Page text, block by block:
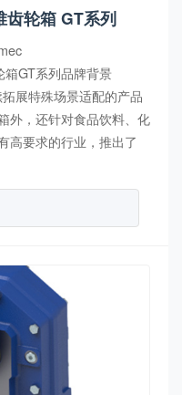
轮箱 GT系列
GT系列品牌背景
展特殊场景适配的产品
外，还针对食品饮料、化
高要求的行业，推出了